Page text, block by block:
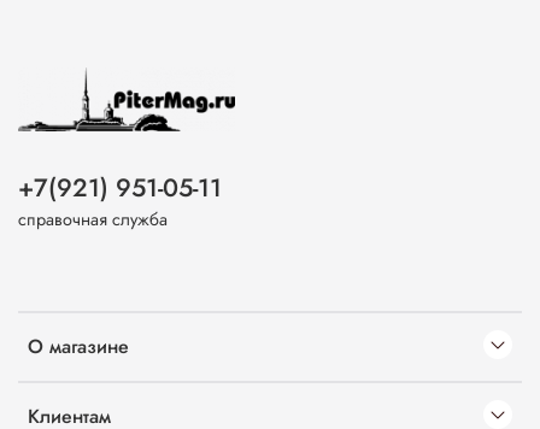
О магазине
Клиентам
+7(921) 951-05-11
справочная служба